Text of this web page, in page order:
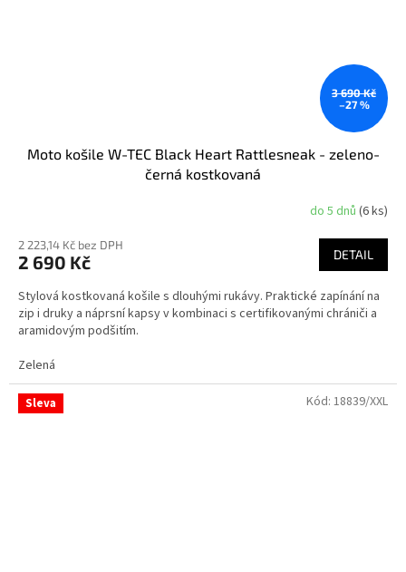
3 690 Kč
–27 %
Moto košile W-TEC Black Heart Rattlesneak - zeleno-
černá kostkovaná
produktu
je
z
5
hvězdiček.
do 5 dnů(6 ks)
2 223,14 Kč bez DPH
2 690 Kč DETAIL
Stylová kostkovaná košile s dlouhými rukávy. Praktické zapínání na
zip i druky a náprsní kapsy v kombinaci s certifikovanými chrániči a
aramidovým podšitím.
Zelená
Sleva Kód: 18839/XXL